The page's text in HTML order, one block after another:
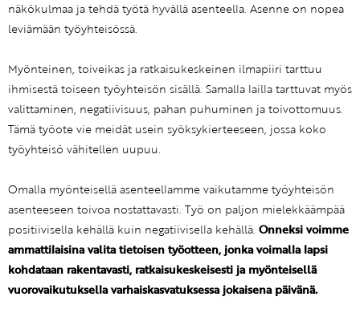
näkökulmaa ja tehdä työtä hyvällä asenteella. Asenne on nopea
leviämään työyhteisössä.
Myönteinen, toiveikas ja ratkaisukeskeinen ilmapiiri tarttuu
ihmisestä toiseen työyhteisön sisällä. Samalla lailla tarttuvat myös
valittaminen, negatiivisuus, pahan puhuminen ja toivottomuus.
Tämä työote vie meidät usein syöksykierteeseen, jossa koko
työyhteisö vähitellen uupuu.
Omalla myönteisellä asenteellamme vaikutamme työyhteisön
asenteeseen toivoa nostattavasti. Työ on paljon mielekkäämpää
positiivisella kehällä kuin negatiivisella kehällä. Onneksi voimme
ammattilaisina valita tietoisen työotteen, jonka voimalla lapsi
kohdataan rakentavasti, ratkaisukeskeisesti ja myönteisellä
vuorovaikutuksella varhaiskasvatuksessa jokaisena päivänä.